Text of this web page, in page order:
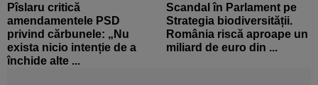
Pîslaru critică
amendamentele PSD
privind cărbunele: „Nu
exista nicio intenție de a
închide alte ...
Scandal în Parlament pe
Strategia biodiversității.
România riscă aproape un
miliard de euro din ...